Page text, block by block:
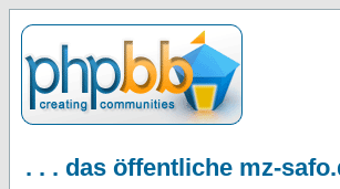
. . . das öffentliche mz-